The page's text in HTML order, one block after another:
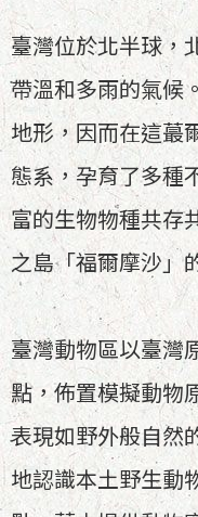
臺灣位於北半球，
帶溫和多雨的氣候
地形，因而在這蕞
態系，孕育了多種
富的生物物種共存
之島「福爾摩沙」
臺灣動物區以臺灣
點，佈置模擬動物
表現如野外般自然
地認識本土野生動